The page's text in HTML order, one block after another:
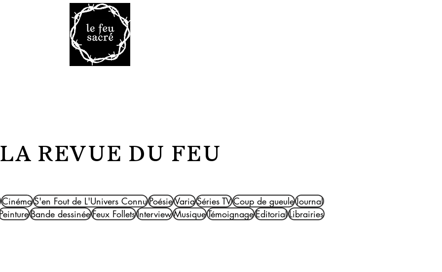
LA REVUE DU FEU
CinémaS'en Fout de L'Univers ConnuPoésieVariaSéries TVCoup de gueuleJournal
Bande dessinéeFeux FolletsInterviewMusiqueTémoignageEditorialLibrairies